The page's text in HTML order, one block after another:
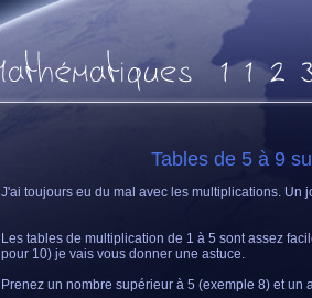
Tables de 5 à 9
J'ai toujours eu du mal avec les multiplications. Un
Les tables de multiplication de 1 à 5 sont assez
pour 10) je vais vous donner une astuce.
Prenez un nombre supérieur à 5 (exemple 8) et